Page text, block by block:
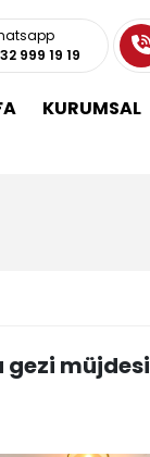
999 19 19
KURUMSAL
gezi müjdesi